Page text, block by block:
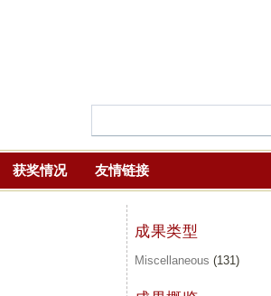
获奖情况 友情链接
成果类型
Miscellaneous (131)